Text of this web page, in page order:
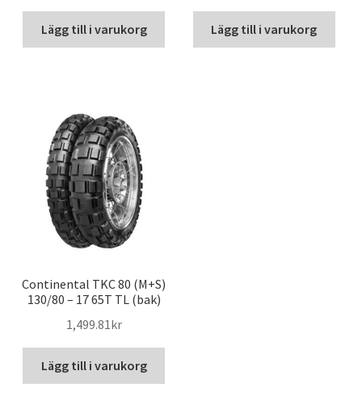
Lägg till i varukorg Lägg till i varukorg
Continental TKC 80 (M+S)
130/80 – 17 65T TL (bak)
1,499.81kr
Lägg till i varukorg